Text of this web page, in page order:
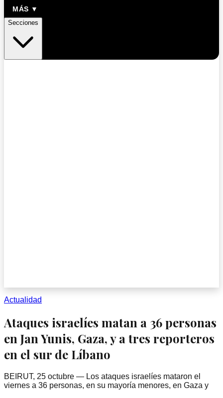
MÁS ▼
Secciones
Actualidad
Ataques israelíes matan a 36 personas
en Jan Yunis, Gaza, y a tres reporteros
en el sur de Líbano
BEIRUT, 25 octubre — Los ataques israelíes mataron el
viernes a 36 personas, en su mayoría menores, en Gaza y